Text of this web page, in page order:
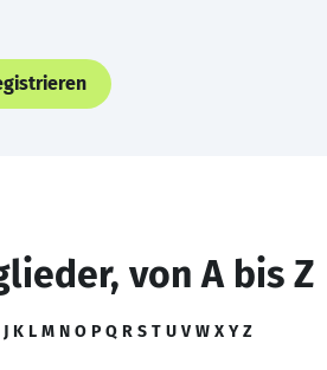
von A bis Z
J K L M N O P Q R S T U V W X Y Z